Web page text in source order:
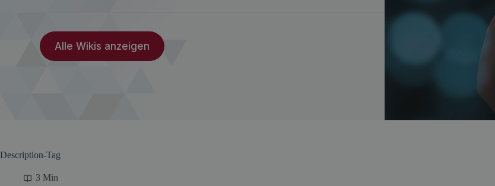
Alle Wikis anzeigen
Description-Tag
3 Min